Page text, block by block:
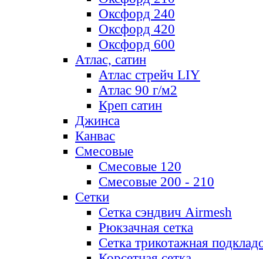
Оксфорд 240
Оксфорд 420
Оксфорд 600
Атлас, сатин
Атлас стрейч LIY
Атлас 90 г/м2
Креп сатин
Джинса
Канвас
Смесовые
Смесовые 120
Смесовые 200 - 210
Сетки
Сетка сэндвич Airmesh
Рюкзачная сетка
Сетка трикотажная